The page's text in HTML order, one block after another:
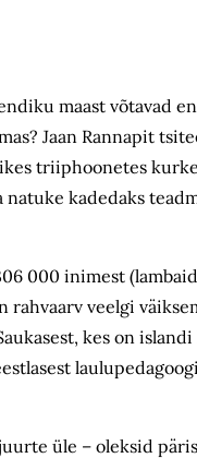
maast võtavad
Jaan Rannapit
triiphoonetes
kadedaks
000 inimest
veelgi
kes on
üle – oleksid